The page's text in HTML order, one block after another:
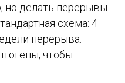
но делать перерывы
схема: 4
перерыва.
чтобы